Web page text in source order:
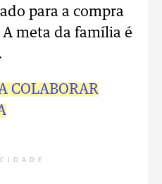
para a compra
meta da família é
COLABORAR